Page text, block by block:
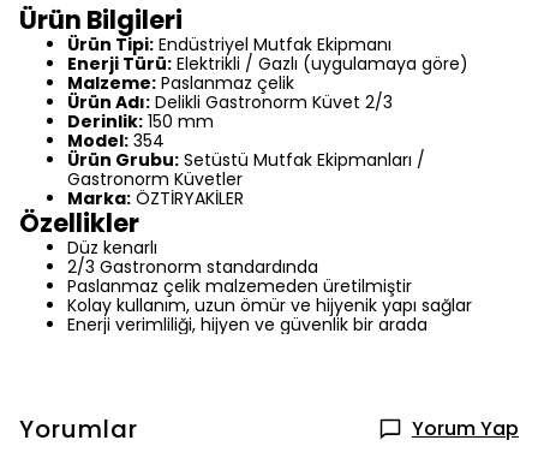
Ürün Bilgileri
Ürün Tipi: Endüstriyel Mutfak Ekipmanı
Enerji Türü: Elektrikli / Gazlı (uygulamaya göre)
Malzeme: Paslanmaz çelik
Ürün Adı: Delikli Gastronorm Küvet 2/3
Derinlik: 150 mm
Model: 354
Ürün Grubu: Setüstü Mutfak Ekipmanları /
Gastronorm Küvetler
Marka: ÖZTİRYAKİLER
Özellikler
Düz kenarlı
2/3 Gastronorm standardında
Paslanmaz çelik malzemeden üretilmiştir
Kolay kullanım, uzun ömür ve hijyenik yapı sağlar
Enerji verimliliği, hijyen ve güvenlik bir arada
Yorumlar Yorum Yap